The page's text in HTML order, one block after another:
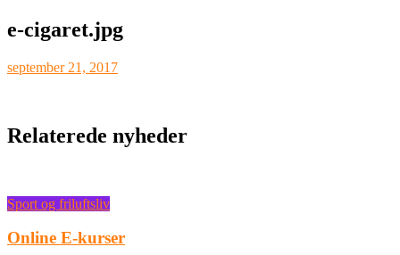
e-cigaret.jpg
september 21, 2017
Relaterede nyheder
Sport og friluftsliv
Online E-kurser